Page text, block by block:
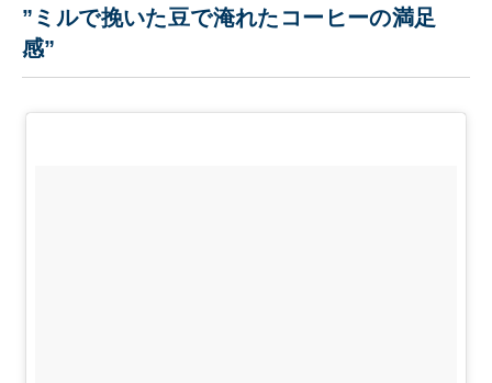
”ミルで挽いた豆で淹れたコーヒーの満足
感”